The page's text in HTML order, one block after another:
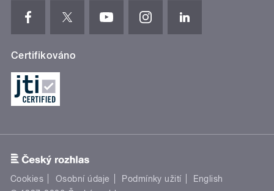
Certifikováno
Cookies Osobní údaje Podmínky užití
English